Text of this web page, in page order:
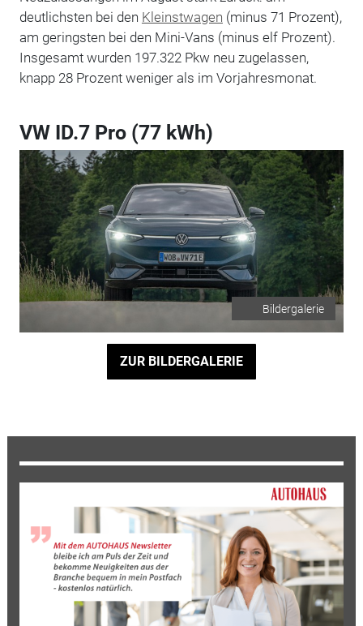
deutlichsten bei den Kleinstwagen (minus 71 Prozent),
am geringsten bei den Mini-Vans (minus elf Prozent).
Insgesamt wurden 197.322 Pkw neu zugelassen,
knapp 28 Prozent weniger als im Vorjahresmonat.
VW ID.7 Pro (77 kWh)
Bildergalerie
ZUR BILDERGALERIE